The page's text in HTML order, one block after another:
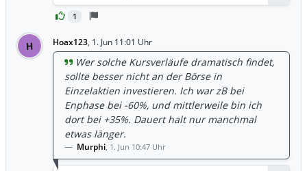
1
H Hoax123, 1. Jun 11:01 Uhr
Wer solche Kursverläufe dramatisch findet,
sollte besser nicht an der Börse in
Einzelaktien investieren. Ich war zB bei
Enphase bei -60%, und mittlerweile bin ich
dort bei +35%. Dauert halt nur manchmal
etwas länger.
Murphi, 1. Jun 10:47 Uhr